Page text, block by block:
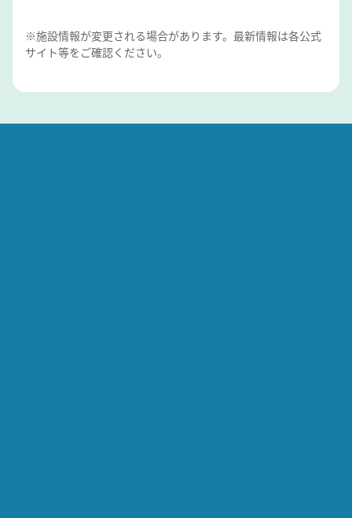
※施設情報が変更される場合があります。最新情報は各公式
サイト等をご確認ください。